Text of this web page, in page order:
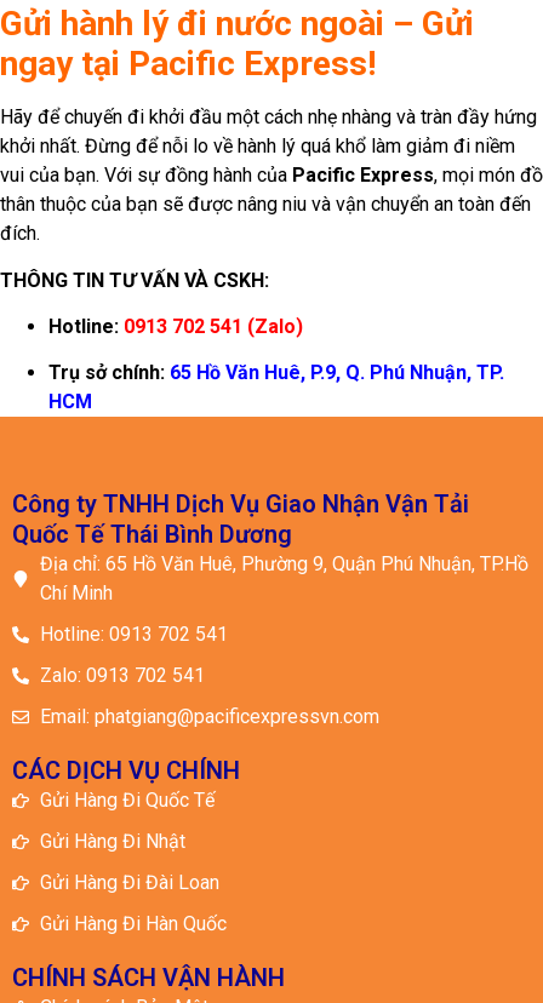
Gửi hành lý đi nước ngoài – Gửi
ngay tại Pacific Express!
Hãy để chuyến đi khởi đầu một cách nhẹ nhàng và tràn đầy hứng
khởi nhất. Đừng để nỗi lo về hành lý quá khổ làm giảm đi niềm
vui của bạn. Với sự đồng hành của Pacific Express, mọi món đồ
thân thuộc của bạn sẽ được nâng niu và vận chuyển an toàn đến
đích.
THÔNG TIN TƯ VẤN VÀ CSKH:
Hotline: 0913 702 541 (Zalo)
Trụ sở chính: 65 Hồ Văn Huê, P.9, Q. Phú Nhuận, TP.
HCM
Công ty TNHH Dịch Vụ Giao Nhận Vận Tải
Quốc Tế Thái Bình Dương
Địa chỉ: 65 Hồ Văn Huê, Phường 9, Quận Phú Nhuận, TP.Hồ
Chí Minh
Hotline: 0913 702 541
Zalo: 0913 702 541
Email: phatgiang@pacificexpressvn.com
CÁC DỊCH VỤ CHÍNH
Gửi Hàng Đi Quốc Tế
Gửi Hàng Đi Nhật
Gửi Hàng Đi Đài Loan
Gửi Hàng Đi Hàn Quốc
CHÍNH SÁCH VẬN HÀNH